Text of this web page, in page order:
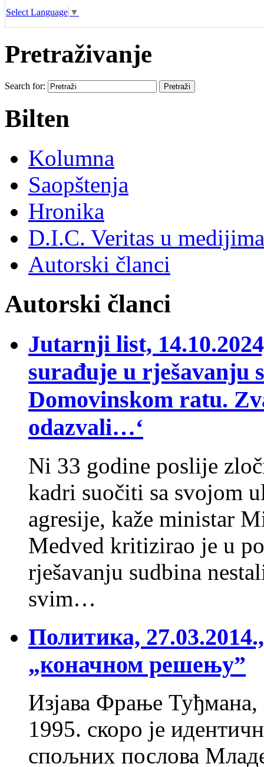
Select Language ▼
Pretraživanje
Search for:
Bilten
Kolumna
Saopštenja
Hronika
D.I.C. Veritas u medijima
Autorski članci
Autorski članci
Jutarnji list,
surađuje u rješavanju
Domovinskom ratu.
odazvali…‘
Ni 33 godine poslije
kadri suočiti sa svojom
agresije, kaže ministar
Medved kritizirao je u
rješavanju sudbina
svim…
Политика,
„коначном решењу”
Изјава Фрање Туђмана,
1995. скоро је
спољних послова